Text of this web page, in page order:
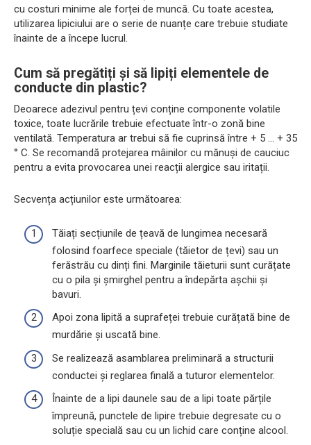
cu costuri minime ale forței de muncă. Cu toate acestea,
utilizarea lipiciului are o serie de nuanțe care trebuie studiate
înainte de a începe lucrul.
Cum să pregătiți și să lipiți elementele de
conducte din plastic?
Deoarece adezivul pentru țevi conține componente volatile
toxice, toate lucrările trebuie efectuate într-o zonă bine
ventilată. Temperatura ar trebui să fie cuprinsă între + 5 ... + 35
° С. Se recomandă protejarea mâinilor cu mănuși de cauciuc
pentru a evita provocarea unei reacții alergice sau iritații.
Secvența acțiunilor este următoarea:
Tăiați secțiunile de țeavă de lungimea necesară
folosind foarfece speciale (tăietor de țevi) sau un
ferăstrău cu dinți fini. Marginile tăieturii sunt curățate
cu o pila și șmirghel pentru a îndepărta așchii și
bavuri.
Apoi zona lipită a suprafeței trebuie curățată bine de
murdărie și uscată bine.
Se realizează asamblarea preliminară a structurii
conductei și reglarea finală a tuturor elementelor.
Înainte de a lipi daunele sau de a lipi toate părțile
împreună, punctele de lipire trebuie degresate cu o
soluție specială sau cu un lichid care conține alcool.